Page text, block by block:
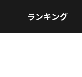
ランキング